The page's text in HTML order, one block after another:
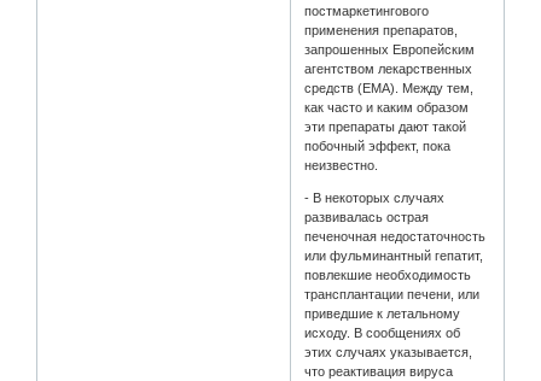
постмаркетингового
применения препаратов,
запрошенных Европейским
агентством лекарственных
средств (ЕМА). Между тем,
как часто и каким образом
эти препараты дают такой
побочный эффект, пока
неизвестно.
- B некоторых случаях
развивалась острая
печеночная недостаточность
или фульминантный гепатит,
повлекшие необходимость
трансплантации печени, или
приведшие к летальному
исходу. B сообщениях об
этих случаях указывается,
что реактивация вируса